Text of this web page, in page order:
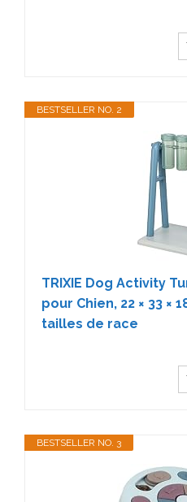
BESTSELLER NO. 2
TRIXIE Dog Activity
pour Chien, 22 × 33 ×
tailles de race
BESTSELLER NO. 3